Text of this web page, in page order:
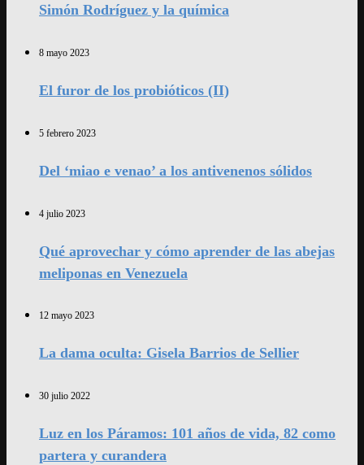
Simón Rodríguez y la química
8 mayo 2023
El furor de los probióticos (II)
5 febrero 2023
Del ‘miao e venao’ a los antivenenos sólidos
4 julio 2023
Qué aprovechar y cómo aprender de las abejas
meliponas en Venezuela
12 mayo 2023
La dama oculta: Gisela Barrios de Sellier
30 julio 2022
Luz en los Páramos: 101 años de vida, 82 como
partera y curandera